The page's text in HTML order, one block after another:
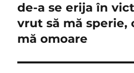
următor:
de-a se erija în
vrut să mă sperie,
mă omoare